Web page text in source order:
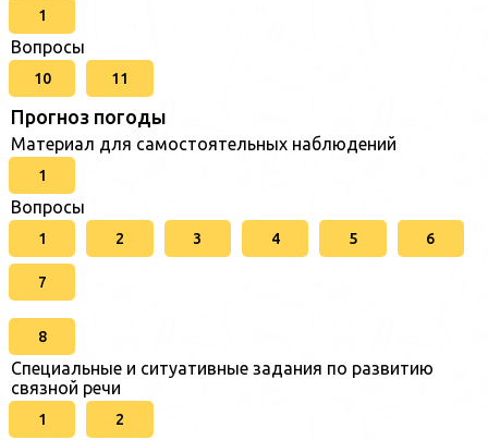
1
Вопросы
10 11
Прогноз погоды
Материал для самостоятельных наблюдений
1
Вопросы
1 2 3 4 5 6
7
8
Специальные и ситуативные задания по развитию
связной речи
1 2